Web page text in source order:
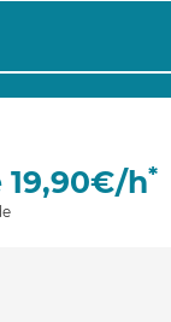
19,90€/h*